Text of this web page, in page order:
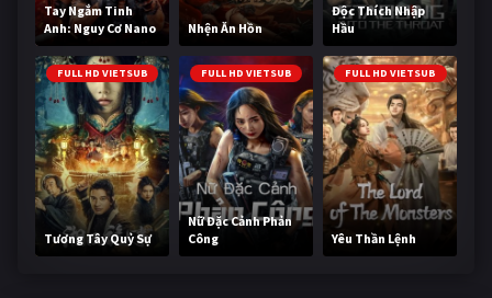
Tay Ngắm Tinh
Anh: Nguy Cơ Nano
Nhện Ăn Hồn
Độc Thích Nhập
Hầu
FULL HD VIETSUB
Tương Tây Quỷ Sự
FULL HD VIETSUB
Nữ Đặc Cảnh Phản
Công
FULL HD VIETSUB
Yêu Thần Lệnh